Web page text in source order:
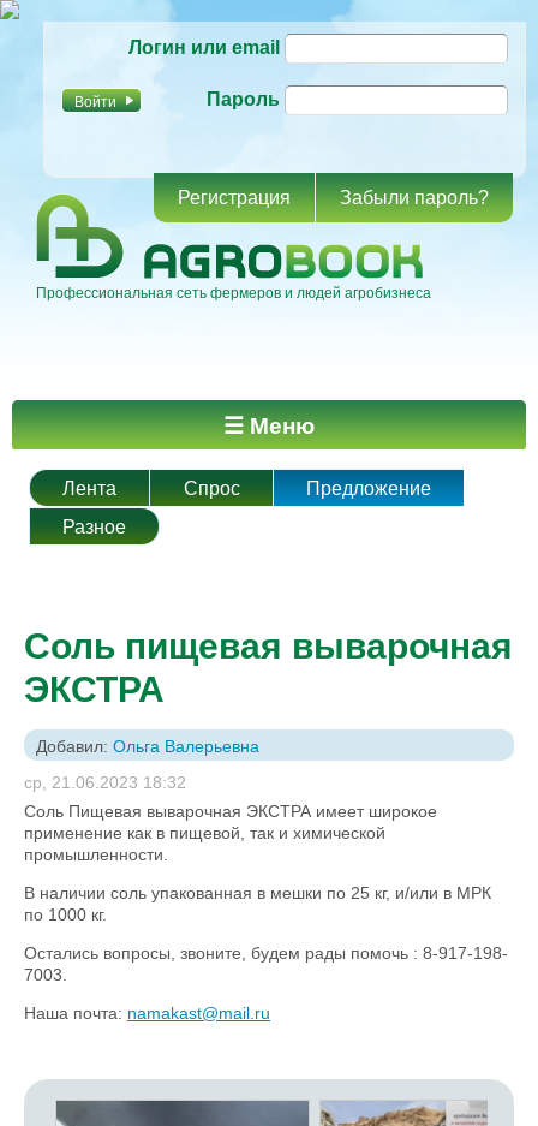
основному
Логин или email
Пароль
Регистрация Забыли пароль?
Профессиональная сеть фермеров и людей агробизнеса
Главное меню ☰ Меню
Лента Спрос
Предложение
Разное
Соль пищевая выварочная
ЭКСТРА
Добавил: Ольга Валерьевна
ср, 21.06.2023 18:32
Соль Пищевая выварочная ЭКСТРА имеет широкое
применение как в пищевой, так и химической
промышленности.
В наличии соль упакованная в мешки по 25 кг, и/или в МРК
по 1000 кг.
Остались вопросы, звоните, будем рады помочь : 8-917-198-
7003.
Наша почта: namakast@mail.ru